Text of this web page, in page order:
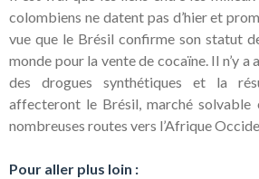
colombiens ne datent pas d’hier et
vue que le Brésil confirme son statut
monde pour la vente de cocaïne. Il n’y a
des drogues synthétiques et la
affecteront le Brésil, marché
nombreuses routes vers l’Afrique
Pour aller plus loin :